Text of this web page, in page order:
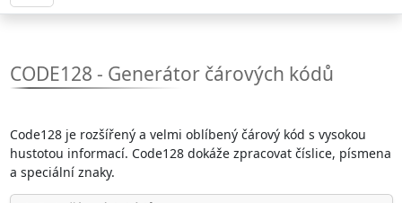
CODE128 - Generátor čárových kódů
Code128je rozšířený a velmi oblíbený čárový kód s vysokou
hustotou informací. Code128dokáže zpracovat číslice, písmena
a speciální znaky.